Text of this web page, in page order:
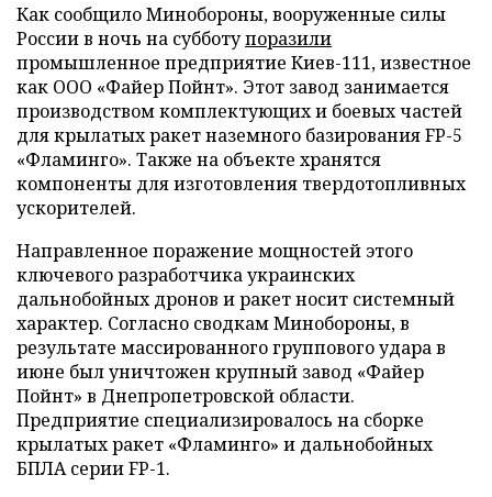
Как сообщило Минобороны, вооруженные силы
России в ночь на субботупоразили
промышленное предприятие Киев-111, известное
как ООО «Файер Пойнт». Этот завод занимается
производством комплектующих и боевых частей
для крылатых ракет наземного базирования FP-5
«Фламинго». Также на объекте хранятся
компоненты для изготовления твердотопливных
ускорителей.
Направленное поражение мощностей этого
ключевого разработчика украинских
дальнобойных дронов и ракет носит системный
характер. Согласно сводкам Минобороны, в
результате массированного группового удара в
июне был уничтожен крупный завод «Файер
Пойнт» в Днепропетровской области.
Предприятие специализировалось на сборке
крылатых ракет «Фламинго» и дальнобойных
БПЛА серии FP-1.